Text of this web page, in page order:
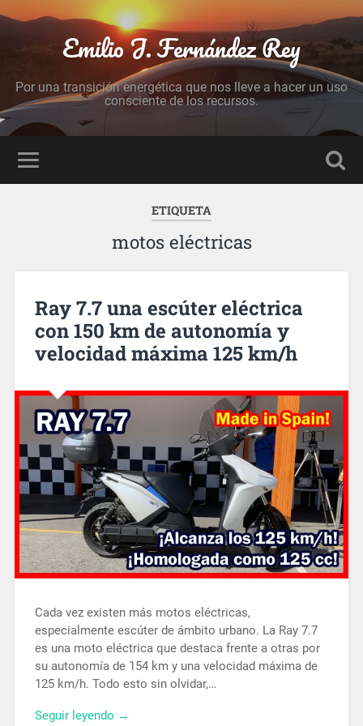
Emilio J. Fernández Rey
Por una transición energética que nos lleve a hacer un uso
consciente de los recursos.
ETIQUETA
motos eléctricas
Ray 7.7 una escúter eléctrica
con 150 km de autonomía y
velocidad máxima 125 km/h
Cada vez existen más motos eléctricas,
especialmente escúter de ámbito urbano. La Ray 7.7
es una moto eléctrica que destaca frente a otras por
su autonomía de 154 km y una velocidad máxima de
125 km/h. Todo esto sin olvidar,…
Seguir leyendo →